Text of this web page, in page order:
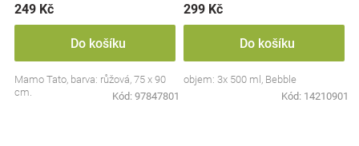
249 Kč
Do košíku
Mamo Tato, barva: růžová, 75 x 90
cm.
Kód: 97847801
299 Kč
Do košíku
objem: 3x 500 ml, Bebble
Kód: 14210901